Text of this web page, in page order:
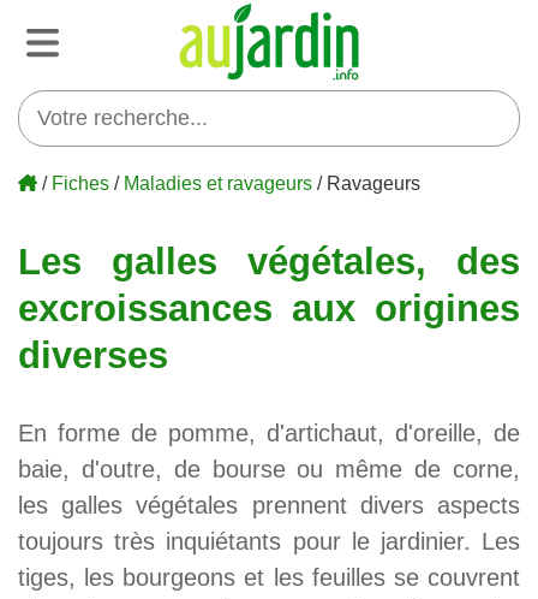
/ Fiches / Maladies et ravageurs / Ravageurs
Les galles végétales, des
excroissances aux origines
diverses
En forme de pomme, d'artichaut, d'oreille, de
baie, d'outre, de bourse ou même de corne,
les galles végétales prennent divers aspects
toujours très inquiétants pour le jardinier. Les
tiges, les bourgeons et les feuilles se couvrent